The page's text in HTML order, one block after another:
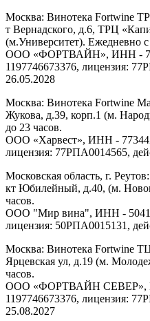
Москва: Винотека Fortwine
т Вернадского, д.6, ТРЦ
(м.Университет). Ежедневно с
ООО «ФОРТВАЙН», ИНН -
1197746673376, лицензия:
26.05.2028
Москва: Винотека Fortwine
Жукова, д.39, корп.1 (м.
до 23 часов.
ООО «Харвест», ИНН -
лицензия: 77РПА0014565,
Московская область, г.
кт Юбилейный, д.40, (м.
часов.
ООО "Мир вина", ИНН -
лицензия: 50РПА0015131,
Москва: Винотека Fortwine
Ярцевская ул, д.19 (м.
часов.
ООО «ФОРТВАЙН СЕВЕР»,
1197746673376, лицензия:
25.08.2027